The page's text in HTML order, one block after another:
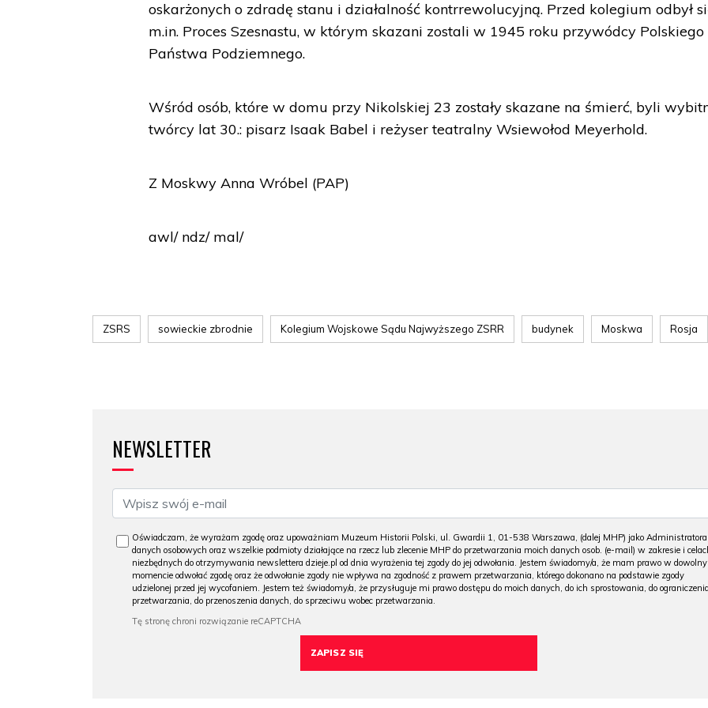
oskarżonych o zdradę stanu i działalność kontrrewolucyjną. Przed kolegium odbył
m.in. Proces Szesnastu, w którym skazani zostali w 1945 roku przywódcy Polskiego
Państwa Podziemnego.
Wśród osób, które w domu przy Nikolskiej 23 zostały skazane na śmierć, byli
twórcy lat 30.: pisarz Isaak Babel i reżyser teatralny Wsiewołod Meyerhold.
Z Moskwy Anna Wróbel (PAP)
awl/ ndz/ mal/
ZSRS sowieckie zbrodnie Kolegium Wojskowe Sądu Najwyższego ZSRR budynek Moskwa Rosja
NEWSLETTER
Oświadczam, że wyrażam zgodę oraz upoważniam Muzeum Historii Polski, ul. Gwardii 1, 01-538 Warszawa, (dalej MHP) jako Administratora
danych osobowych oraz wszelkie podmioty działające na rzecz lub zlecenie MHP do przetwarzania moich danych osob. (e-mail) w zakresie i
niezbędnych do otrzymywania newslettera dzieje.pl od dnia wyrażenia tej zgody do jej odwołania. Jestem świadomy/a, że mam prawo w
momencie odwołać zgodę oraz że odwołanie zgody nie wpływa na zgodność z prawem przetwarzania, którego dokonano na podstawie zgody
udzielonej przed jej wycofaniem. Jestem też świadomy/a, że przysługuje mi prawo dostępu do moich danych, do ich sprostowania, do
przetwarzania, do przenoszenia danych, do sprzeciwu wobec przetwarzania.